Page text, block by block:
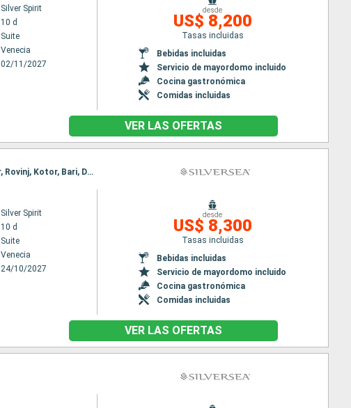
Silver Spirit
10 d
Suite
Venecia
02/11/2027
desde
US$ 8,200
Tasas incluidas
Bebidas incluidas
Servicio de mayordomo incluido
Cocina gastronómica
Comidas incluidas
VER LAS OFERTAS
Itinerario : Venecia, Koper, Rovinj, Kotor, Bari, Dubrovnik, Spetses, Zadar, Venecia, Koper, Rovinj, Kotor, Bari, Dubrovnik, Spetses, Zadar, Venecia
Silver Spirit
10 d
Suite
Venecia
24/10/2027
desde
US$ 8,300
Tasas incluidas
Bebidas incluidas
Servicio de mayordomo incluido
Cocina gastronómica
Comidas incluidas
VER LAS OFERTAS